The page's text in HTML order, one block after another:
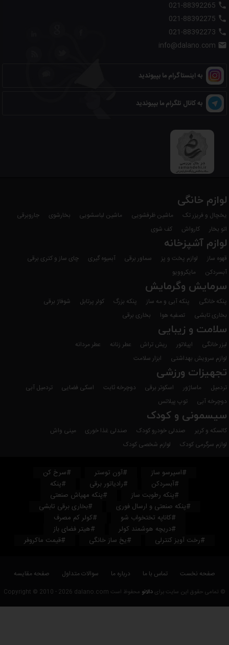




به اینستاگرام ما بپیوندید
به کانال تلگرام ما بپیوندید
لوازم خانگی
یخچال و فریزر تک ماشین ظرفشویی ماشین لباسشویی بخارشوی
جاروبرقی
اتو بخار
کارواش کف شوی
لوازم آشپزخانه
قهوه ساز لوازم پخت و پز سماور برقی آبمیوه گیری
چای ساز و کتری برقی
آبسردکن
مایکروویو
سرمایش وگرمایش
پنکه خانگی پنکه آبی و مه ساز پنکه بزرگ کولر پرتابل
شوفاژ برقی
بخاری تابشی
تصفیه هوا بخاری برقی
سلامت و زیبایی
لیزر خانگی اپیلاتور ریش تراش عطر زنانه
عطر مردانه
لوازم سرویش بهداشتی
ابزار سلامت
تجهیزات ورزشی
تردمیل ماساژور اسکوتر برقی دوچرخه ثابت اسکی فضایی
تردمیل آبی
دوچرخه آبی
توپ پیلاتس
سیسمونی و کودک
کالسکه و کریر صندلی خودرو کودک صندلی غذا خوری
مینی واش
لوازم سرگرمی کودک
لوازم شخصی کودک
#اسپرسو ساز #آون توستر
#سرخ کن
#آبسردکن
#رادیاتور برقی
#پنکه
#پنکه رطوبت ساز
#پنکه مهپاش صنعتی
#پنکه صنعتی و ارسال فوری
#بخاری برقی تابشی
#کاناپه تختخواب شو
#کولر کم مصرف
#دریچه هوشمند کولر
#هیتر فضای باز
#رخت آویز کنترلی
#یخ ساز خانگی #قیمت ماکروفر
صفحه نخست تماس با ما درباره ما سوالات متداول صفحه مقایسه
© تمامی حقوق این سایت برای دالانو محفوظ است Copyright © 2010 - 2026 dalano.com